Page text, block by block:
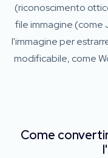
(riconoscimento
file immagine (come
l'immagine per
modificabile, come
Come